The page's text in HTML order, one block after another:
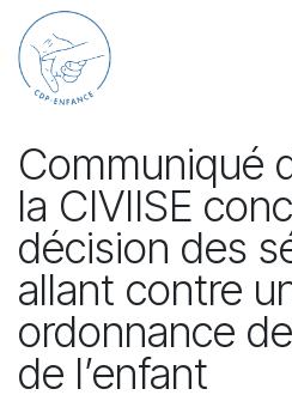
Se rendre au contenu
Communiqué
la CIVIISE
décision des
allant contre
ordonnance
de l’enfant